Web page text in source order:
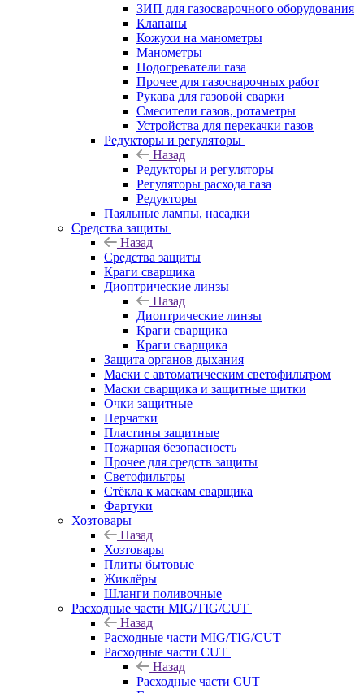
ЗИП для газосварочного оборудования
Клапаны
Кожухи на манометры
Манометры
Подогреватели газа
Прочее для газосварочных работ
Рукава для газовой сварки
Смесители газов, ротаметры
Устройства для перекачки газов
Редукторы и регуляторы
Назад
Редукторы и регуляторы
Регуляторы расхода газа
Редукторы
Паяльные лампы, насадки
Средства защиты
Назад
Средства защиты
Краги сварщика
Диоптрические линзы
Назад
Диоптрические линзы
Краги сварщика
Краги сварщика
Защита органов дыхания
Маски с автоматическим светофильтром
Маски сварщика и защитные щитки
Очки защитные
Перчатки
Пластины защитные
Пожарная безопасность
Прочее для средств защиты
Светофильтры
Стёкла к маскам сварщика
Фартуки
Хозтовары
Назад
Хозтовары
Плиты бытовые
Жиклёры
Шланги поливочные
Расходные части MIG/TIG/CUT
Назад
Расходные части MIG/TIG/CUT
Расходные части CUT
Назад
Расходные части CUT